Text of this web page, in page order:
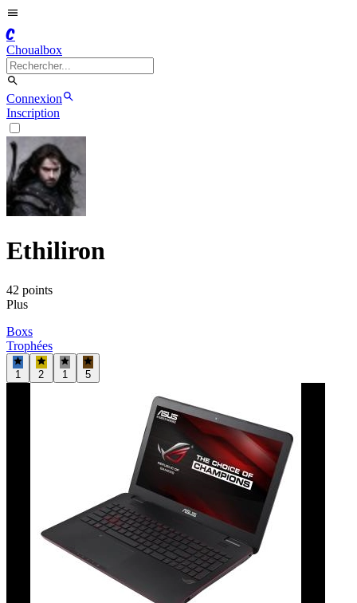
C
Choualbox
Connexion
Inscription
Ethiliron
42 points
Plus
Boxs
Trophées
1 2 1 5